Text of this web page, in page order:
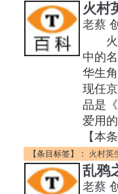
火村
老蔡
火村
中的
华生
现任
品是
爱用
【本
【条目标签】： 火村英
乱鸦
老蔡